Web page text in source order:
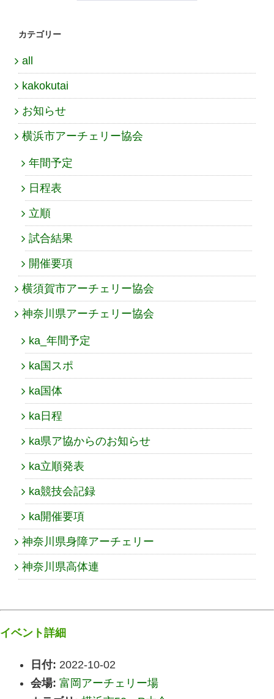
カテゴリー
all
kakokutai
お知らせ
横浜市アーチェリー協会
年間予定
日程表
立順
試合結果
開催要項
横須賀市アーチェリー協会
神奈川県アーチェリー協会
ka_年間予定
ka国スポ
ka国体
ka日程
ka県ア協からのお知らせ
ka立順発表
ka競技会記録
ka開催要項
神奈川県身障アーチェリー
神奈川県高体連
イベント詳細
日付: 2022-10-02
会場: 富岡アーチェリー場